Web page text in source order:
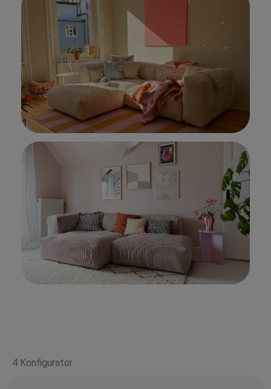
4 Konfigurator